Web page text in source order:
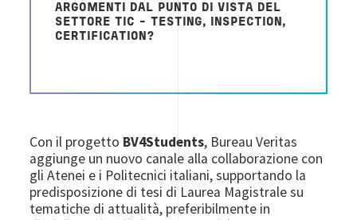
ARGOMENTI DAL PUNTO DI VISTA DEL
SETTORE TIC - TESTING, INSPECTION,
CERTIFICATION?
Con il progetto BV4Students, Bureau Veritas
aggiunge un nuovo canale alla collaborazione con
gli Atenei e i Politecnici italiani, supportando la
predisposizione di tesi di Laurea Magistrale su
tematiche di attualità, preferibilmente in